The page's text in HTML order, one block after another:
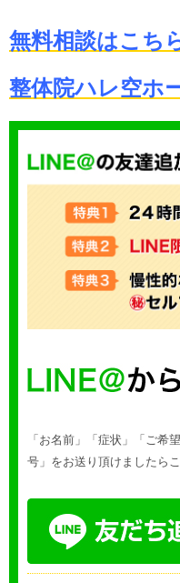
無料相談はこち
整体院ハレ空ホ
「お名前」「症状」「ご希
号」をお送り頂けましたら